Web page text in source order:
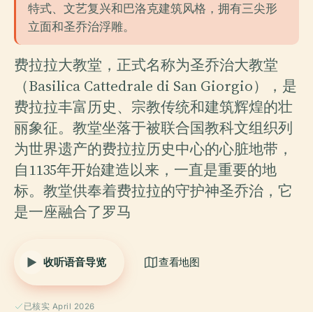
特式、文艺复兴和巴洛克建筑风格，拥有三尖形
立面和圣乔治浮雕。
费拉拉大教堂，正式名称为圣乔治大教堂
（Basilica Cattedrale di San Giorgio），是
费拉拉丰富历史、宗教传统和建筑辉煌的壮
丽象征。教堂坐落于被联合国教科文组织列
为世界遗产的费拉拉历史中心的心脏地带，
自1135年开始建造以来，一直是重要的地
标。教堂供奉着费拉拉的守护神圣乔治，它
是一座融合了罗马
收听语音导览 查看地图
已核实 April 2026